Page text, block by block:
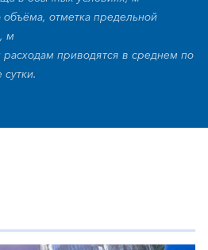
отметка предельной
м
приводятся в среднем по